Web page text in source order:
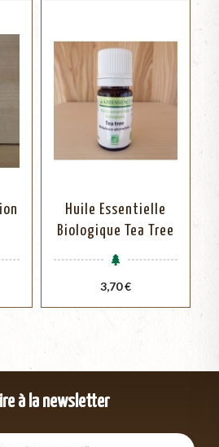
Huile Essentielle
Biologique Tea Tree
Prix
3,70 €
à la newsletter